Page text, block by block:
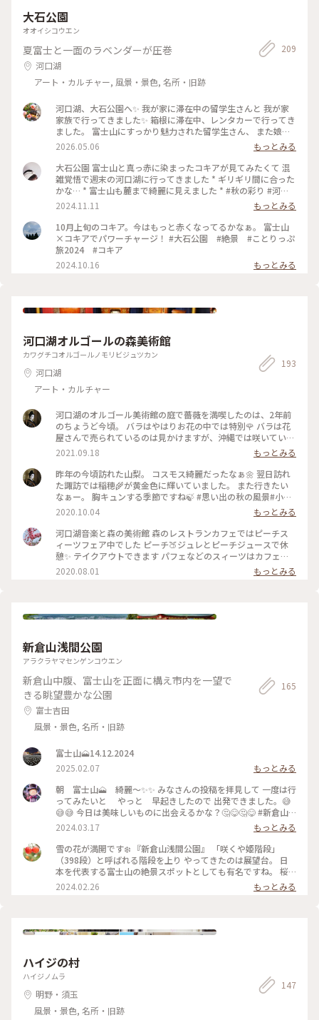
しばらく 休んでました🥵でも温玉揚げは無事完食(笑) この日は
こっちの湯はメンテナンス中で私達が 入ったのはあっちの湯
♨️ 女性客は少なく広い湯船はほぼ貸切状態🤗 朝日を眺める朝
風呂が有名なこの温泉♨️ いつか上る朝日と富士山🌅🗻眺めた
いな〜 ※露天の写真はネットからです #開運旅 #ことりっぷと
一緒 #ほったらかし温泉#あっちの湯#こっちの湯 #富士山#朝
風呂#朝日 #絶景#山梨市#笛吹市 #温玉揚げ
大石公園
オオイシコウエン
夏富士と一面のラベンダーが圧巻
河口湖
アート・カルチャー, 風景・景色, 名所・旧跡
209
河口湖、大石公園へ✨ 我が家に滞在中の留学生さんと 我が家
家族で行ってきました✨ 箱根に滞在中、レンタカーで行ってき
ました。 富士山にすっかり魅力された留学生さん、 また娘が
好きなネモフィラも見ることができると この景色を見るため
に 楽しみに行ってきました🩵 実際に目にしたら、 素晴らしい
景色で心から感動🥹✨ 皆でしばらく撮影タイムでした♪ 春夏
秋冬、富士山はやっぱり 特別に美しいですよね°˖✧ 見に行って
良かったです😌✨ #大石公園 #河口湖 #富士山 #ネモフィラ #富
2026.05.06
もっとみる
大石公園 富士山と真っ赤に染まったコキアが見てみたくて 混
雑覚悟で週末の河口湖に行ってきました * ギリギリ間に合った
かな… * 富士山も麓まで綺麗に見えました * #秋の彩り #河口
湖 #コキア #紅葉
2024.11.11
もっとみる
10月上旬のコキア。今はもっと赤くなってるかなぁ。 富士山
×コキアでパワーチャージ！ #大石公園 #絶景 #ことりっぷ
旅2024 #コキア
2024.10.16
もっとみる
河口湖オルゴールの森美術館
カワグチコオルゴールノモリビジュツカン
河口湖
アート・カルチャー
193
河口湖のオルゴール美術館の庭で薔薇を満喫したのは、2年前
のちょうど今頃。 バラはやはりお花の中では特別🌹 バラは花
屋さんで売られているのは見かけますが、沖縄では咲いている
姿をあまり見ることができないので、こちらで見た美しい姿に
感動🌹 オルゴールの館を囲む外国の様なお庭に、秋バラが咲
き誇っていました。 今年も咲いているのかしら？ 私の住んで
いる地域はまだまだ緊急事態中。 またいきたいなぁ。 もう少
しの辛抱だー😌 #秋日和 #薔薇#河口湖 思い出の#私のことりっ
2021.09.18
もっとみる
昨年の今頃訪れた山梨。 コスモス綺麗だったなぁ🌼 翌日訪れ
た諏訪では稲穂🌾が黄金色に輝いていました。 また行きたい
なぁー。 胸キュンする季節ですね🍃 #思い出の秋の風景#小さ
な秋#コスモス#秋桜#河口湖オルゴールの森美術館のお庭#沖
縄では１月がコスモスの季節
2020.10.04
もっとみる
河口湖音楽と森の美術館 森のレストランカフェではピーチス
ィーツフェア中でした ピーチ🍑ジュレとピーチジュースで休
憩✨ テイクアウトできます パフェなどのスィーツはカフェ内
でいただきます #河口湖音楽と森の美術館 #河口湖オルゴー
ルの森美術館 #森のレストラン #山梨カフェ #河口湖カフ
ん #河口湖 #山梨県 #わたしの旅 #旅の思い出 #ドライブ
2020.08.01 もっとみる
新倉山浅間公園
アラクラヤマセンゲンコウエン
新倉山中腹、富士山を正面に構え市内を一望で
きる眺望豊かな公園
富士吉田
風景・景色, 名所・旧跡
165
富士山🗻14.12.2024
2025.02.07
もっとみる
朝 富士山🗻 綺麗〜✨✨ みなさんの投稿を拝見して 一度は行
ってみたいと やっと 早起きしたので 出発できました。😅
😅😅 今日は美味しいものに出会えるかな？🤔😋🤔😋 #新倉山
浅間公園 #富士山
2024.03.17
もっとみる
雪の花が満開です❄️ 『新倉山浅間公園』 「咲くや姫階段」
（398段）と呼ばれる階段を上り やってきたのは展望台。 日
本を代表する富士山の絶景スポットとしても有名ですね。 桜
の季節が一番美しいとされていますが この薄っすらと雪化粧
した景色も素晴らしく美しかったです✨ 忠霊塔の屋根に積もっ
頂きました。 この日にぴったりの雪の結晶入の御朱印でした❄️
しまい（笑） 破れるという大惨事🥲 杉の木？に降り積もった
雪の模様が可愛かったです🌲 そして念願の雪だるま⛄️笑 手が
冷たく製作時間1分😂 ちょっとブチャイクだけどご愛嬌♡笑 #
新倉山浅間公園 #新倉山浅間神社 #下吉田 #御朱印 #切り絵御
朱印 #雪景色 #富士山 #絶景スポット #雪の花 #青空と #落雪注
2024.02.26 もっとみる
ハイジの村
ハイジノムラ
明野・須玉
風景・景色, 名所・旧跡
147